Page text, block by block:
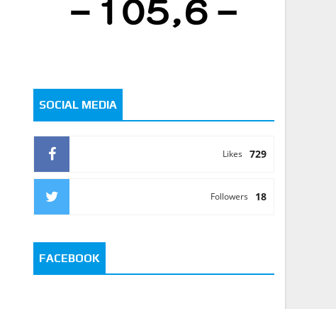
SOCIAL MEDIA
729
Likes
18
Followers
FACEBOOK